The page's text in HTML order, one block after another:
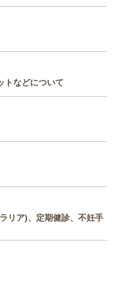
トなどについて
リア)、定期健診、不妊手